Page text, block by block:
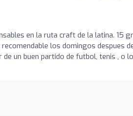
en la ruta craft de la latina. 15
los domingos despues
un buen partido de futbol, tenis , o